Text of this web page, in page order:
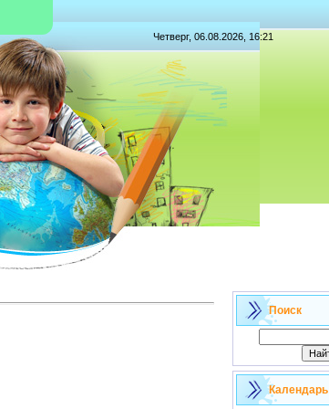
Четверг, 06.08.2026, 16:21
Поиск
Календарь